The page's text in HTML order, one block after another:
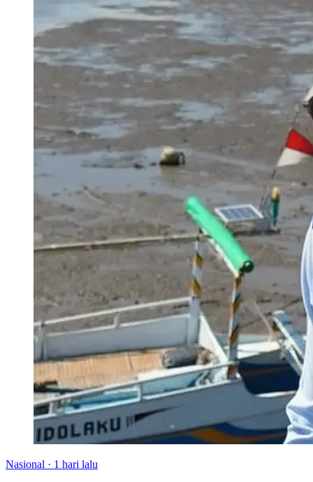
Nasional · 1 hari lalu